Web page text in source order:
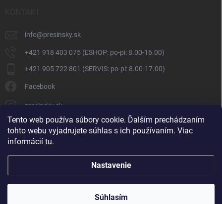
Tento web používa súbory cookie. Ďalším prechádzaním
tohto webu vyjadrujete súhlas s ich používaním. Viac
informácií tu.
Nastavenie
Súhlasím
info@presinsky.sk
+421 918 403 075 (ESHOP: po-pi: 8.00-16.00)
+421 905 722 801 (SERVIS: po-pi: 8.00-17.00)
Facebook
presinsky.sk
Presinsky.sk . Všetky práva vyhradené.